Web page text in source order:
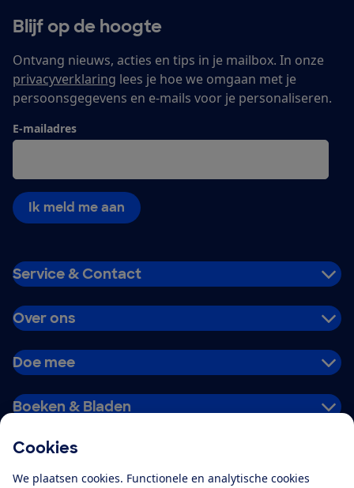
Cookies
We plaatsen cookies. Functionele en analytische cookies
Blijf op de hoogte
Ontvang nieuws, acties en tips in je mailbox. In onze
privacyverklaring lees je hoe we omgaan met je
persoonsgegevens en e-mails voor je personaliseren.
E-mailadres
Ik meld me aan
Service & Contact
Over ons
Doe mee
Boeken & Bladen